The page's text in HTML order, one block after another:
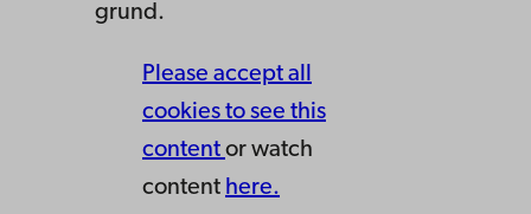
grund.
Please accept all
cookies to see this
content or watch
content here.